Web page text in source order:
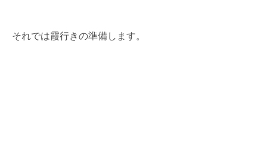
それでは霞行きの準備します。